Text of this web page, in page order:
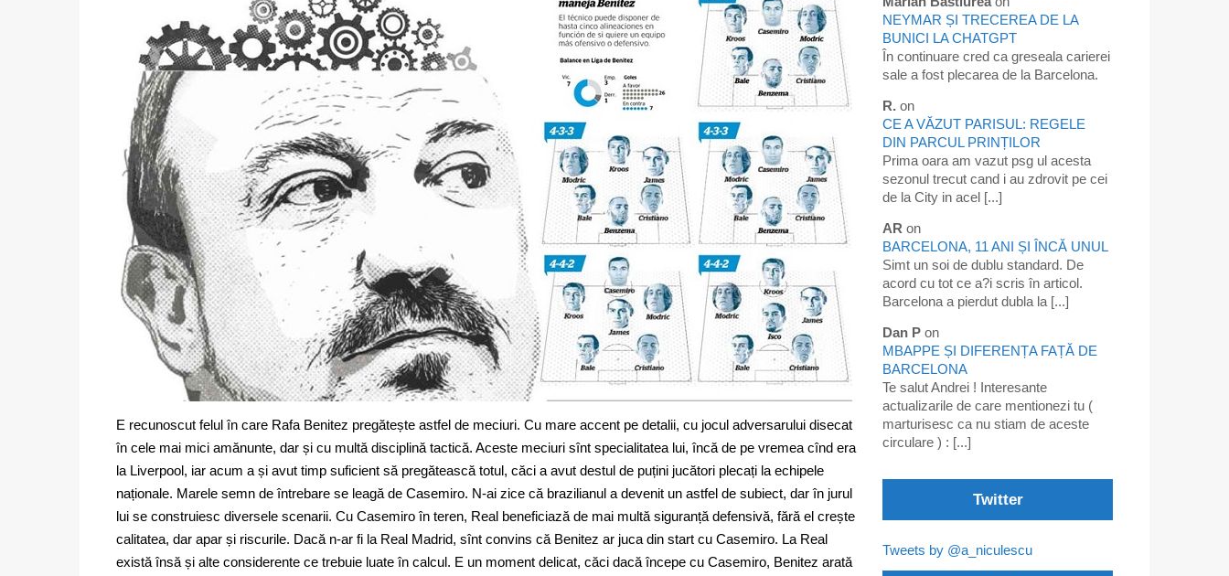
E recunoscut felul în care Rafa Benitez pregătește astfel de meciuri. Cu mare accent pe detalii, cu jocul adversarului disecat
în cele mai mici amănunte, dar și cu multă disciplină tactică. Aceste meciuri sînt specialitatea lui, încă de pe vremea cînd era
la Liverpool, iar acum a și avut timp suficient să pregătească totul, căci a avut destul de puțini jucători plecați la echipele
naționale. Marele semn de întrebare se leagă de Casemiro. N-ai zice că brazilianul a devenit un astfel de subiect, dar în jurul
lui se construiesc diversele scenarii. Cu Casemiro în teren, Real beneficiază de mai multă siguranță defensivă, fără el crește
calitatea, dar apar și riscurile. Dacă n-ar fi la Real Madrid, sînt convins că Benitez ar juca din start cu Casemiro. La Real
există însă și alte considerente ce trebuie luate în calcul. E un moment delicat, căci dacă începe cu Casemiro, Benitez arată
NEYMAR ȘI TRECEREA DE LA
BUNICI LA CHATGPT
În continuare cred ca greseala carierei
sale a fost plecarea de la Barcelona.
R. on
CE A VĂZUT PARISUL: REGELE
DIN PARCUL PRINȚILOR
Prima oara am vazut psg ul acesta
sezonul trecut cand i au zdrovit pe cei
de la City in acel [...]
AR on
BARCELONA, 11 ANI ȘI ÎNCĂ UNUL
Simt un soi de dublu standard. De
acord cu tot ce a?i scris în articol.
Barcelona a pierdut dubla la [...]
Dan P on
MBAPPE ȘI DIFERENȚA FAȚĂ DE
BARCELONA
Te salut Andrei ! Interesante
actualizarile de care mentionezi tu (
marturisesc ca nu stiam de aceste
circulare ) : [...]
Twitter
Tweets by @a_niculescu